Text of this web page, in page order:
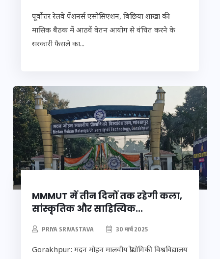
पूर्वोत्तर रेलवे पेंशनर्स एसोसिएशन, बिछिया शाखा की
मासिक बैठक में आठवें वेतन आयोग से वंचित करने के
सरकारी फैसले का...
MMMUT में तीन दिनों तक रहेगी कला,
सांस्कृतिक और साहित्यिक...
PRIYA SRIVASTAVA 30 मार्च 2025
Gorakhpur: मदन मोहन मालवीय प्रौद्योगिकी विश्वविद्यालय